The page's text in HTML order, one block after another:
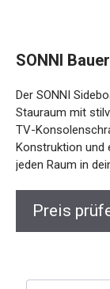
SONNI
Der SONNI
Stauraum mit
TV-
Konstruktion und
jeden Raum in
Preis